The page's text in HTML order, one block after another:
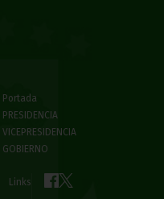
Portada
PRESIDENCIA
VICEPRESIDENCIA
GOBIERNO
Links